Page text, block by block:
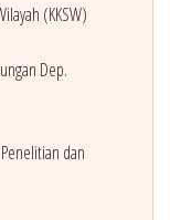
(KKSW)
Dep.
dan